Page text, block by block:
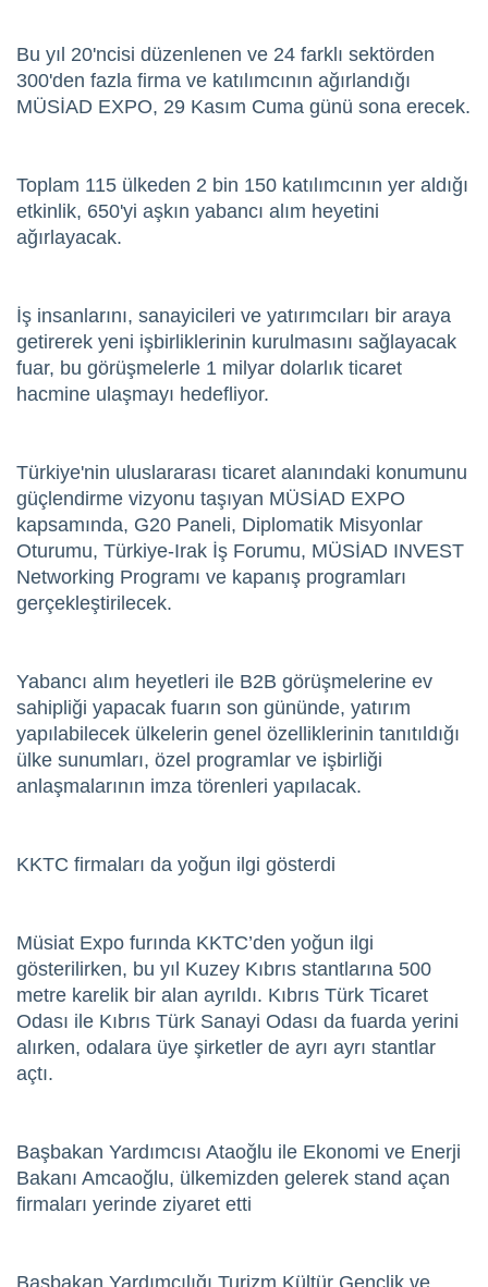
Bu yıl 20'ncisi düzenlenen ve 24 farklı sektörden
300'den fazla firma ve katılımcının ağırlandığı
MÜSİAD EXPO, 29 Kasım Cuma günü sona erecek.
Toplam 115 ülkeden 2 bin 150 katılımcının yer aldığı
etkinlik, 650'yi aşkın yabancı alım heyetini
ağırlayacak.
İş insanlarını, sanayicileri ve yatırımcıları bir araya
getirerek yeni işbirliklerinin kurulmasını sağlayacak
fuar, bu görüşmelerle 1 milyar dolarlık ticaret
hacmine ulaşmayı hedefliyor.
Türkiye'nin uluslararası ticaret alanındaki konumunu
güçlendirme vizyonu taşıyan MÜSİAD EXPO
kapsamında, G20 Paneli, Diplomatik Misyonlar
Oturumu, Türkiye-Irak İş Forumu, MÜSİAD INVEST
Networking Programı ve kapanış programları
gerçekleştirilecek.
Yabancı alım heyetleri ile B2B görüşmelerine ev
sahipliği yapacak fuarın son gününde, yatırım
yapılabilecek ülkelerin genel özelliklerinin tanıtıldığı
ülke sunumları, özel programlar ve işbirliği
anlaşmalarının imza törenleri yapılacak.
KKTC firmaları da yoğun ilgi gösterdi
Müsiat Expo furında KKTC’den yoğun ilgi
gösterilirken, bu yıl Kuzey Kıbrıs stantlarına 500
metre karelik bir alan ayrıldı. Kıbrıs Türk Ticaret
Odası ile Kıbrıs Türk Sanayi Odası da fuarda yerini
alırken, odalara üye şirketler de ayrı ayrı stantlar
açtı.
Başbakan Yardımcısı Ataoğlu ile Ekonomi ve Enerji
Bakanı Amcaoğlu, ülkemizden gelerek stand açan
firmaları yerinde ziyaret etti